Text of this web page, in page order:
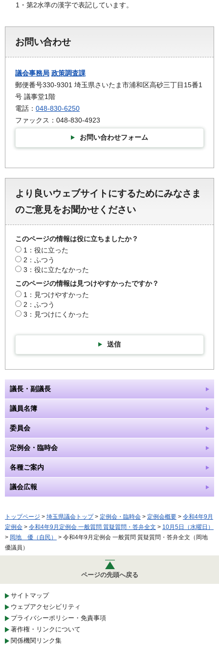
1・第2水準の漢字で表記しています。
お問い合わせ
議会事務局 政策調査課
郵便番号330-9301 埼玉県さいたま市浦和区高砂三丁目15番1
号 議事堂1階
電話： 048-830-6250
ファックス：048-830-4923
お問い合わせフォーム
より良いウェブサイトにするためにみなさま
のご意見をお聞かせください
このページの情報は役に立ちましたか？
1：役に立った
2：ふつう
3：役に立たなかった
このページの情報は見つけやすかったですか？
1：見つけやすかった
2：ふつう
3：見つけにくかった
送信
議長・副議長
議員名簿
委員会
定例会・臨時会
各種ご案内
議会広報
トップページ > 埼玉県議会トップ> 定例会・臨時会 > 定例会概要 > 令和4年9月
定例会 > 令和4年9月定例会 一般質問 質疑質問・答弁全文 > 10月5日（水曜日）
> 岡地 優（自民）
> 令和4年9月定例会 一般質問 質疑質問・答弁全文（岡地
優議員）
ページの先頭へ戻る
サイトマップ
ウェブアクセシビリティ
プライバシーポリシー・免責事項
著作権・リンクについて
関係機関リンク集